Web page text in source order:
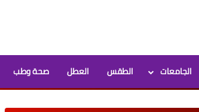
الجامعات الطقس العطل صحة وطب